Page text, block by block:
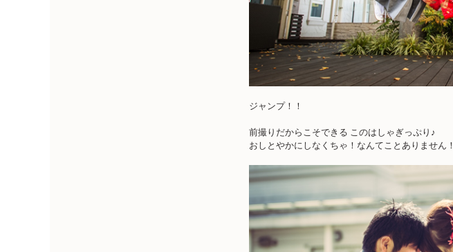
ジャンプ！！
前撮りだからこそできる このはしゃぎっぷり♪
おしとやかにしなくちゃ！なんてことありません！